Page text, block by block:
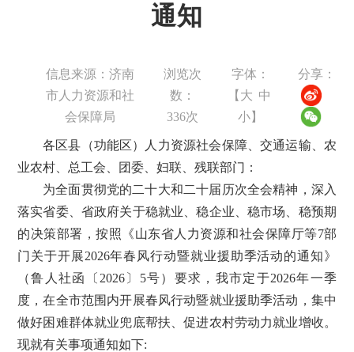
通知
信息来源：济南
市人力资源和社
会保障局
浏览次
数：
336次
字体：
【 大 中
小】
分享：
各区县（功能区）人力资源社会保障、交通运输、农
业农村、总工会、团委、妇联、残联部门：
为全面贯彻党的二十大和二十届历次全会精神，深入
落实省委、省政府关于稳就业、稳企业、稳市场、稳预期
的决策部署，按照《山东省人力资源和社会保障厅等7部
门关于开展2026年春风行动暨就业援助季活动的通知》
（鲁人社函〔 2026〕5号）要求，我市定于2026年一季
度，在全市范围内开展春风行动暨就业援助季活动，集中
做好困难群体就业兜底帮扶、促进农村劳动力就业增收。
现就有关事项通知如下: